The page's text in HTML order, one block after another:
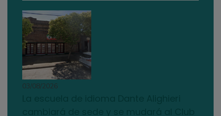
03/08/2026